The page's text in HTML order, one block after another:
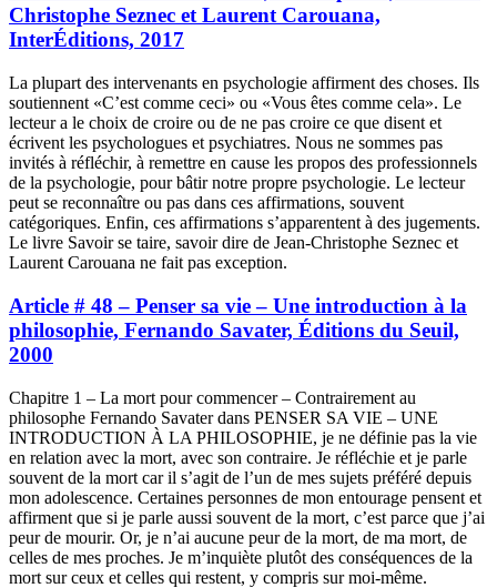
Christophe Seznec et Laurent Carouana,
InterÉditions, 2017
La plupart des intervenants en psychologie affirment des choses. Ils
soutiennent «C’est comme ceci» ou «Vous êtes comme cela». Le
lecteur a le choix de croire ou de ne pas croire ce que disent et
écrivent les psychologues et psychiatres. Nous ne sommes pas
invités à réfléchir, à remettre en cause les propos des professionnels
de la psychologie, pour bâtir notre propre psychologie. Le lecteur
peut se reconnaître ou pas dans ces affirmations, souvent
catégoriques. Enfin, ces affirmations s’apparentent à des jugements.
Le livre Savoir se taire, savoir dire de Jean-Christophe Seznec et
Laurent Carouana ne fait pas exception.
Article # 48 – Penser sa vie – Une introduction à la
philosophie, Fernando Savater, Éditions du Seuil,
2000
Chapitre 1 – La mort pour commencer – Contrairement au
philosophe Fernando Savater dans PENSER SA VIE – UNE
INTRODUCTION À LA PHILOSOPHIE, je ne définie pas la vie
en relation avec la mort, avec son contraire. Je réfléchie et je parle
souvent de la mort car il s’agit de l’un de mes sujets préféré depuis
mon adolescence. Certaines personnes de mon entourage pensent et
affirment que si je parle aussi souvent de la mort, c’est parce que j’ai
peur de mourir. Or, je n’ai aucune peur de la mort, de ma mort, de
celles de mes proches. Je m’inquiète plutôt des conséquences de la
mort sur ceux et celles qui restent, y compris sur moi-même.